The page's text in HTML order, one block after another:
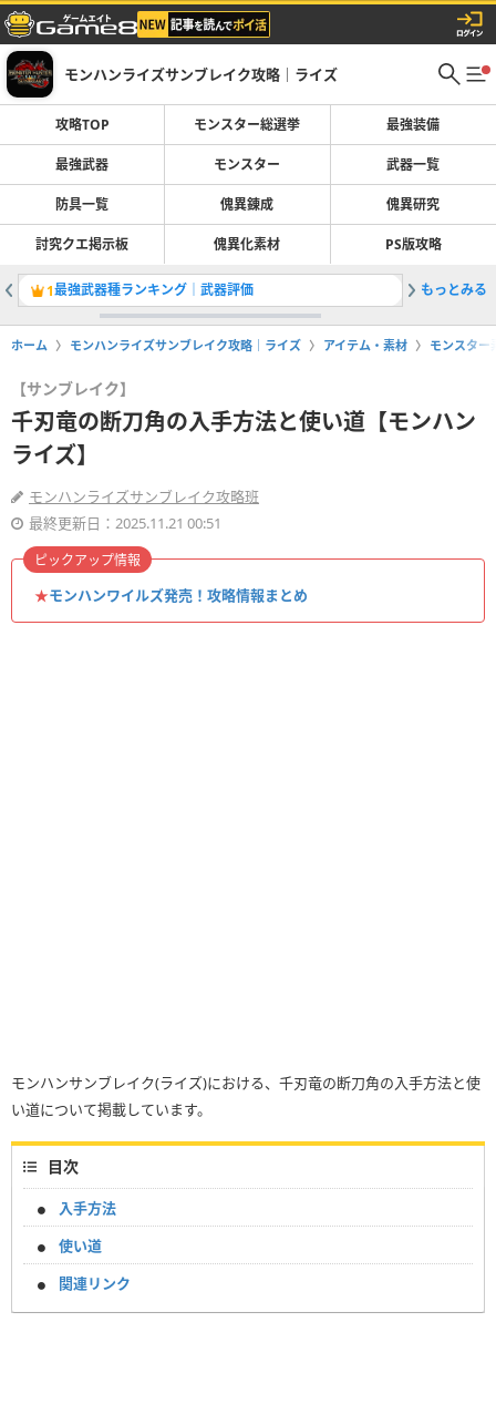
モンハンライズサンブレイク攻略｜ライズ
攻略TOP モンスター総選挙 最強装備
最強武器 モンスター 武器一覧
防具一覧 傀異錬成 傀異研究
討究クエ掲示板 傀異化素材 PS版攻略
1最強武器種ランキング｜武器評価 2最強武
もっとみる
ホーム モンハンライズサンブレイク攻略｜ライズ アイテム・素材 モンスター
【サンブレイク】
千刃竜の断刀角の入手方法と使い道【モンハン
ライズ】
モンハンライズサンブレイク攻略班
最終更新日：2025.11.21 00:51
★モンハンワイルズ発売！攻略情報まとめ
ピックアップ情報
モンハンサンブレイク(ライズ)における、千刃竜の断刀角の入手方法と使
い道について掲載しています。
目次
入手方法
使い道
関連リンク